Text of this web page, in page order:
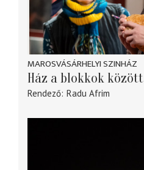
MAROSVÁSÁRHELYI SZINHÁZ
Ház a blokkok között
Rendező Radu Afrim